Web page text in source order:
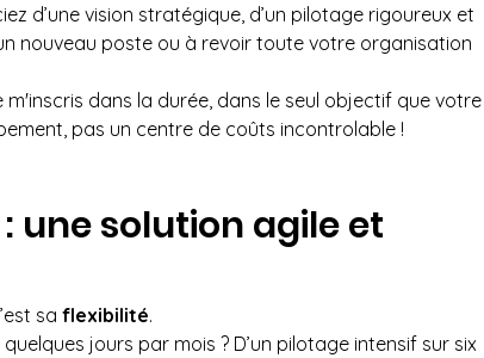
d’une vision stratégique, d’un pilotage rigoureux et
nouveau poste ou à revoir toute votre organisation
dans la durée, dans le seul objectif que votre
pas un centre de coûts incontrolable !
une solution agile et
sa flexibilité.
jours par mois ? D’un pilotage intensif sur six